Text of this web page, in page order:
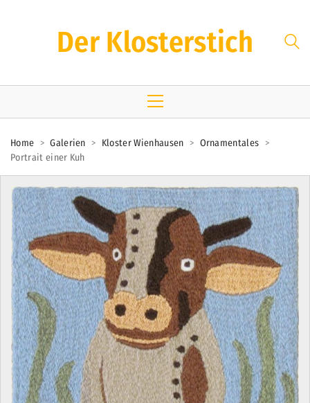
Der Klosterstich
Home > Galerien > Kloster Wienhausen > Ornamentales >
Portrait einer Kuh